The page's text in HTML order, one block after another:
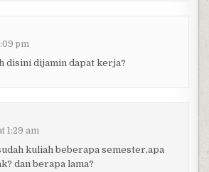
pm
disini dijamin dapat kerja?
1:29 am
kuliah beberapa semester,apa
dan berapa lama?